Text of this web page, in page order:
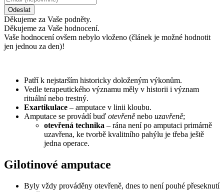
Odeslat
Děkujeme za Vaše podněty.
Děkujeme za Vaše hodnocení.
Vaše hodnocení ovšem nebylo vloženo (článek je možné hodnotit
jen jednou za den)!
Patří k nejstarším historicky doloženým výkonům.
Vedle terapeutického významu měly v historii i význam
rituální nebo trestný.
Exartikulace – amputace v linii kloubu.
Amputace se provádí buď otevřeně nebo uzavřeně;
otevřená technika – rána není po amputaci primárně
uzavřena, ke tvorbě kvalitního pahýlu je třeba ještě
jedna operace.
Gilotinové amputace
Byly vždy prováděny otevřeně, dnes to není pouhé přeseknutí